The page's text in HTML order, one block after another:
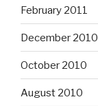
February 2011
December 2010
October 2010
August 2010